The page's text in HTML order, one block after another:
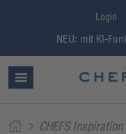
Login
NEU: mit KI-
CHEFS Inspiration